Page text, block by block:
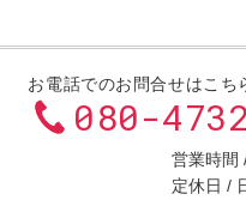
お電話でのお問合せはこち
080-
営業時間
定休日